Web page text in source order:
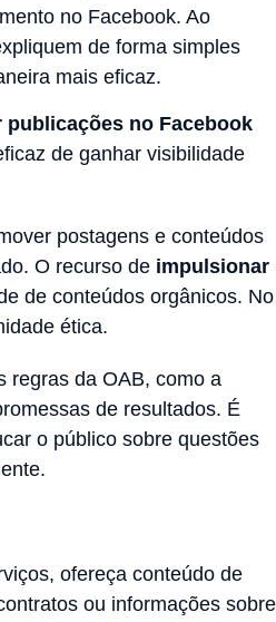
no Facebook. Ao
de forma simples
mais eficaz.
publicações no Facebook
de ganhar visibilidade
postagens e conteúdos
O recurso de impulsionar
de conteúdos orgânicos. No
ética.
regras da OAB, como a
de resultados. É
o público sobre questões
ofereça conteúdo de
ou informações sobre